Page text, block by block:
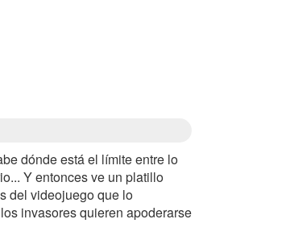
dónde está el límite entre lo
Y entonces ve un platillo
del videojuego que lo
invasores quieren apoderarse